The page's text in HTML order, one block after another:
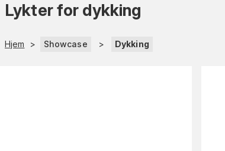
Lykter for dykking
Hjem > Showcase > Dykking